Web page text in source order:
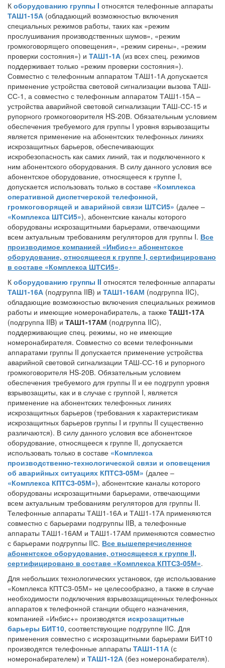
К оборудованию группы I относятся телефонные аппараты
ТАШ1-15А (обладающий возможностью включения
специальных режимов работы, таких как «режим
прослушивания производственных шумов», «режим
громкоговорящего оповещения», «режим сирены», «режим
проверки состояния») и ТАШ1-1А (из всех спец. режимов
поддерживает только «режим проверки состояния»).
Совместно с телефонным аппаратом ТАШ1-1А допускается
применение устройства световой сигнализации вызова ТАШ-
СС-1, а совместно с телефонным аппаратом ТАШ1-15А –
устройства аварийной световой сигнализации ТАШ-СС-15 и
рупорного громкоговорителя HS-20В. Обязательным условием
обеспечения требуемого для группы I уровня взрывозащиты
является применение на абонентских телефонных линиях
искрозащитных барьеров, обеспечивающих
искробезопасность как самих линий, так и подключенного к
ним абонентского оборудования. В силу данного условия все
абонентское оборудование, относящееся к группе I,
допускается использовать только в составе «Комплекса
оперативной диспетчерской телефонной,
громкоговорящей и аварийной связи ШТСИ5» (далее –
«Комплекса ШТСИ5»), абонентские каналы которого
оборудованы искрозащитными барьерами, отвечающими
всем актуальным требованиям регуляторов для группы I. Все
производимое компанией «Инбис+» абонентское
оборудование, относящееся к группе I, сертифицировано
в составе «Комплекса ШТСИ5».
К оборудованию группы II относятся телефонные аппараты
ТАШ1-16А (подгруппа IIB) и ТАШ1-16АМ (подгруппа IIC),
обладающие возможностью включения специальных режимов
работы и имеющие номеронабиратель, а также ТАШ1-17А
(подгруппа IIB) и ТАШ1-17АМ (подгруппа IIC),
поддерживающие спец. режимы, но не имеющие
номеронабирателя. Совместно со всеми телефонными
аппаратами группы II допускается применение устройства
аварийной световой сигнализации ТАШ-СС-16 и рупорного
громкоговорителя HS-20В. Обязательным условием
обеспечения требуемого для группы II и ее подгрупп уровня
взрывозащиты, как и в случае с группой I, является
применение на абонентских телефонных линиях
искрозащитных барьеров (требования к характеристикам
искрозащитных барьеров группы I и группы II существенно
различаются). В силу данного условия все абонентское
оборудование, относящееся к группе II, допускается
использовать только в составе «Комплекса
производственно-технологической связи и оповещения
об аварийных ситуациях КПТС3-05М» (далее –
«Комплекса КПТС3-05М»), абонентские каналы которого
оборудованы искрозащитными барьерами, отвечающими
всем актуальным требованиям регуляторов для группы II.
Телефонные аппараты ТАШ1-16А и ТАШ1-17А применяются
совместно с барьерами подгруппы IIB, а телефонные
аппараты ТАШ1-16АМ и ТАШ1-17АМ применяются совместно
с барьерами подгруппы IIС. Все вышеперечисленное
абонентское оборудование, относящееся к группе II,
сертифицировано в составе «Комплекса КПТС3-05М».
Для небольших технологических установок, где использование
«Комплекса КПТС3-05М» не целесообразно, а также в случае
необходимости подключения взрывозащищенных телефонных
аппаратов к телефонной станции общего назначения,
компанией «Инбис+» производятся искрозащитные
барьеры БИТ10, соответствующие подгруппе IIC. Для
применения совместно с искрозащитными барьерами БИТ10
производятся телефонные аппараты ТАШ1-11А (с
номеронабирателем) и ТАШ1-12А (без номеронабирателя).